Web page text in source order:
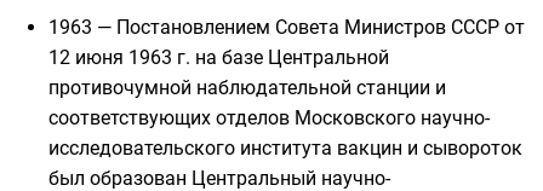
1963 — Постановлением Совета Министров СССР от
12 июня 1963 г. на базе Центральной
противочумной наблюдательной станции и
соответствующих отделов Московского научно-
исследовательского института вакцин и сывороток
был образован Центральный научно-